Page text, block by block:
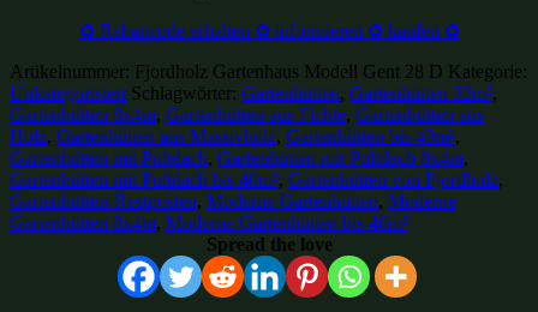
✿ Rabattcode erhalten ✿ informieren ✿ kaufen ✿
Artikelnummer: Fjordholz Gartenhaus Modell Gent 28 D Kategorie:
Unkategorisiert Schlagwörter: Gartenhütten, Gartenhütten 32m²,
Gartenhütten 8x4m, Gartenhütten aus Fichte, Gartenhütten aus
Holz, Gartenhütten aus Massivholz, Gartenhütten bis 40m²,
Gartenhütten mit Pultdach, Gartenhütten mit Pultdach 8x4m,
Gartenhütten mit Pultdach bis 40m², Gartenhütten von Fjordholz,
Gartenhütten-Restposten, Moderne Gartenhütten, Moderne
Gartenhütten 8x4m, Moderne Gartenhütten bis 40m²
Spread the love